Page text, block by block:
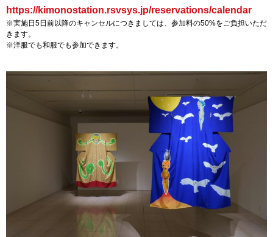
https://kimonostation.rsvsys.jp/reservations/calendar
※実施日5日前以降のキャンセルにつきましては、参加料の50%をご負担いただ
きます。
※洋服でも和服でも参加できます。